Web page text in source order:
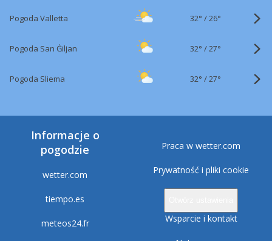
Pogoda Valletta 32° /26°
Pogoda San Ġiljan 32° /27°
Pogoda Sliema 32° /27°
Informacje o
pogodzie
wetter.com
tiempo.es
meteos24.fr
Praca w wetter.com
Prywatność i pliki cookie
Wsparcie i kontakt